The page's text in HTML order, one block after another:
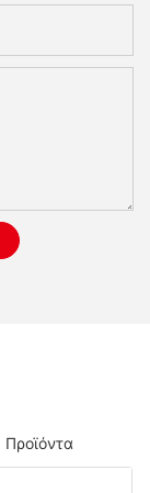
Προϊόντα